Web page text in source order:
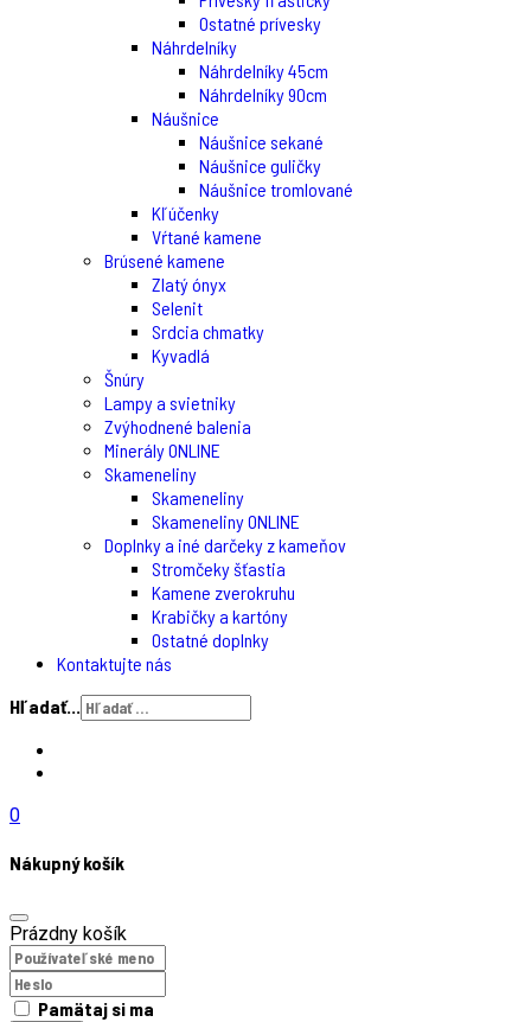
Ostatné prívesky
Náhrdelníky
Náhrdelníky 45cm
Náhrdelníky 90cm
Náušnice
Náušnice sekané
Náušnice guličky
Náušnice tromlované
Kľúčenky
Vŕtané kamene
Brúsené kamene
Zlatý ónyx
Selenit
Srdcia chmatky
Kyvadlá
Šnúry
Lampy a svietniky
Zvýhodnené balenia
Minerály ONLINE
Skameneliny
Skameneliny
Skameneliny ONLINE
Doplnky a iné darčeky z kameňov
Stromčeky šťastia
Kamene zverokruhu
Krabičky a kartóny
Ostatné doplnky
Kontaktujte nás
Hľadať...
0
Nákupný košík
Prázdny košík
Pamätaj si ma